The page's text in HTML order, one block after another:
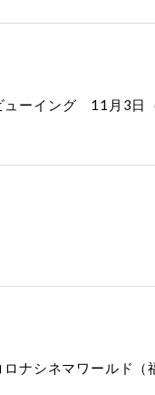
ーイング 11月3日
シネマワールド（